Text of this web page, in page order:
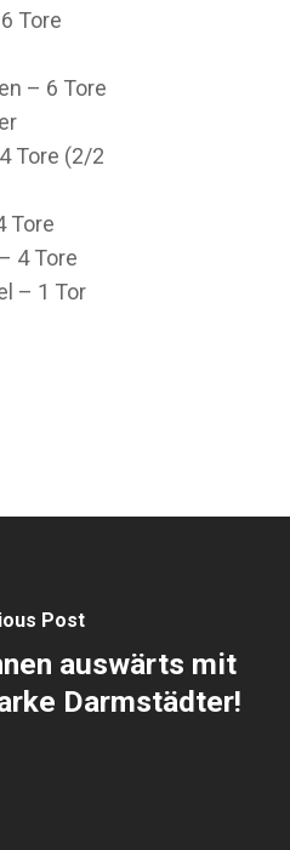
Tore
– 6 Tore
Tore (2/2
Tore
4 Tore
– 1 Tor
Post
auswärts mit
Darmstädter!